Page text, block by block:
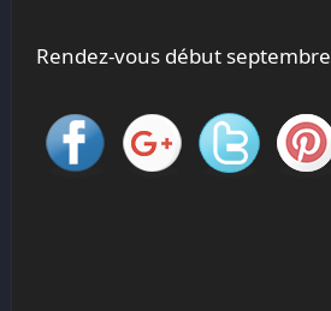
Rendez-vous début septembre